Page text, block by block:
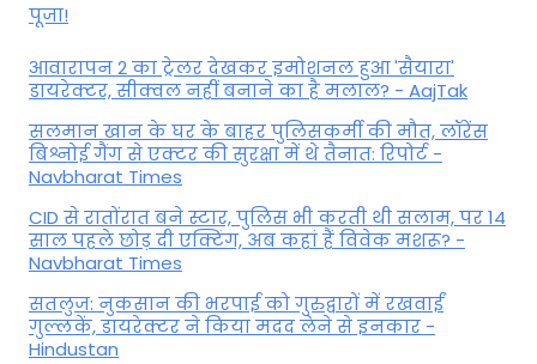
पूजा!
आवारापन 2 का ट्रेलर देखकर इमोशनल हुआ 'सैयारा'
डायरेक्टर, सीक्वल नहीं बनाने का है मलाल? - AajTak
सलमान खान के घर के बाहर पुलिसकर्मी की मौत, लॉरेंस
बिश्नोई गैंग से एक्टर की सुरक्षा में थे तैनात: रिपोर्ट -
Navbharat Times
CID से रातोंरात बने स्टार, पुलिस भी करती थी सलाम, पर 14
साल पहले छोड़ दी एक्टिंग, अब कहां हैं विवेक मशरू? -
Navbharat Times
सतलुज: नुकसान की भरपाई को गुरुद्वारों में रखवाईं
गुल्लकें, डायरेक्टर ने किया मदद लेने से इनकार -
Hindustan